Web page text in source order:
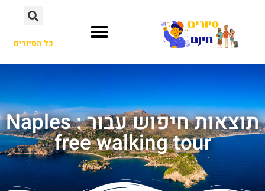
כל הסיורים
תוצאות חיפוש עבור : Naples
free walking tour